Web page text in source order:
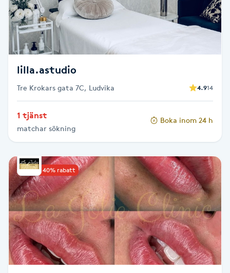
Permanent hårborttagning
Personal shopper
Personlig tränare
Picolaser
Piercing
Pigmentbehandling
Pigmentfläckar
Plastikkirurgi
lilla.astudio
Tre Krokars gata 7C, Ludvika 4.914
1 tjänst
matchar sökning
Boka inom 24 h
Upp till 40% rabatt